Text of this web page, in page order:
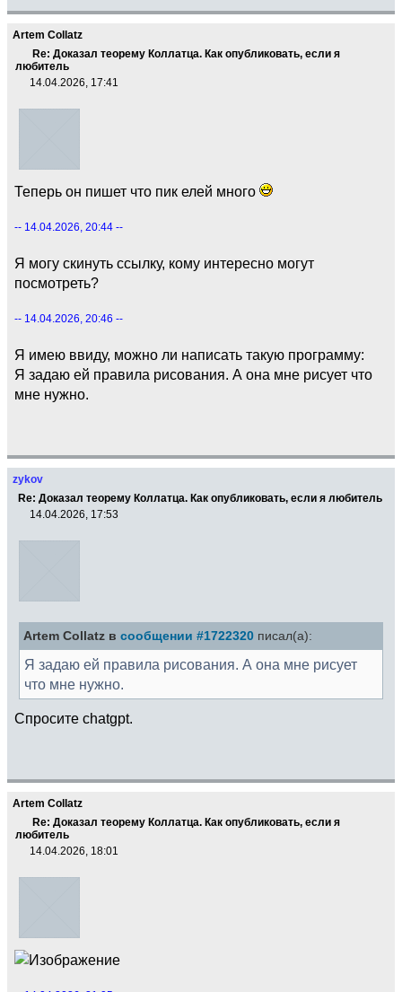
Artem Collatz
Re: Доказал теорему Коллатца. Как опубликовать, если я
любитель
14.04.2026, 17:41
Теперь он пишет что пик елей много
-- 14.04.2026, 20:44 --
Я могу скинуть ссылку, кому интересно могут
посмотреть?
-- 14.04.2026, 20:46 --
Я имею ввиду, можно ли написать такую программу:
Я задаю ей правила рисования. А она мне рисует что
мне нужно.
zykov
Re: Доказал теорему Коллатца. Как опубликовать, если я любитель
14.04.2026, 17:53
Artem Collatz в сообщении #1722320 писал(а):
Я задаю ей правила рисования. А она мне рисует
что мне нужно.
Спросите chatgpt.
Artem Collatz
Re: Доказал теорему Коллатца. Как опубликовать, если я
любитель
14.04.2026, 18:01